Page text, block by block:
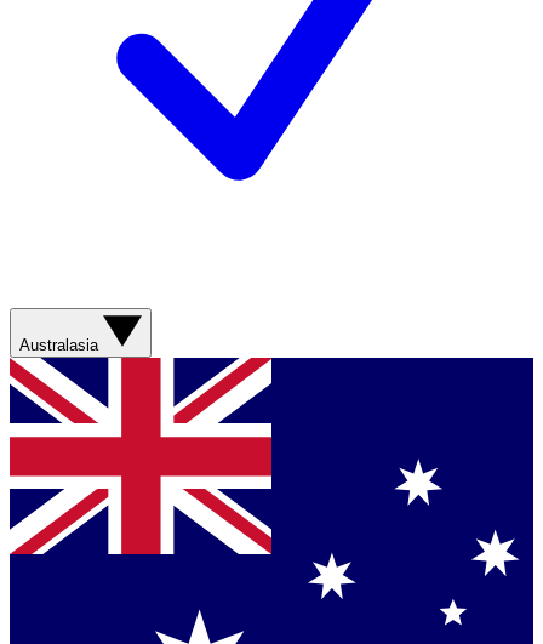
Australasia